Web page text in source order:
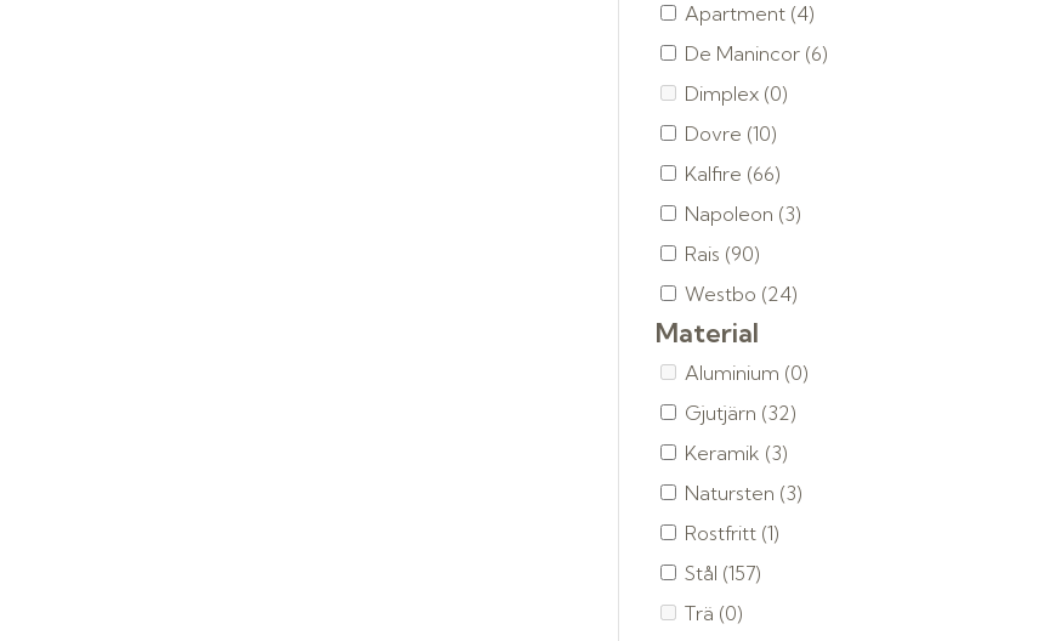
Apartment (4)
De Manincor (6)
Dimplex (0)
Dovre (10)
Kalfire (66)
Napoleon (3)
Rais (90)
Westbo (24)
Material
Aluminium (0)
Gjutjärn (32)
Keramik (3)
Natursten (3)
Rostfritt (1)
Stål (157)
Trä (0)